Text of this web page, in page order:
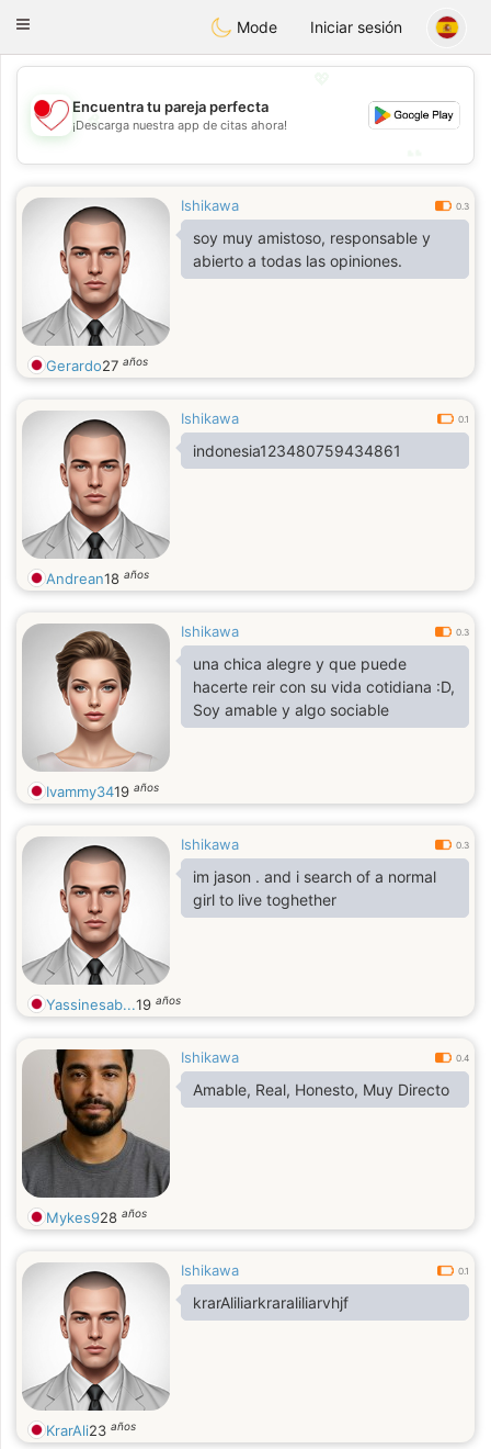
日本Chat
Toggle
Mode Iniciar sesión
💖
💕
Encuentra tu pareja perfecta
¡Descarga nuestra app de citas ahora!
Ishikawa 0.3
soy muy amistoso, responsable y
abierto a todas las opiniones.
Gerardo27 años
Ishikawa 0.1
indonesia123480759434861
Andrean18 años
Ishikawa 0.3
una chica alegre y que puede
hacerte reir con su vida cotidiana :D,
Soy amable y algo sociable
Ivammy3419 años
Ishikawa 0.3
im jason . and i search of a normal
girl to live toghether
Yassinesab...19 años
Ishikawa 0.4
Amable, Real, Honesto, Muy Directo
Mykes928 años
Ishikawa 0.1
krarAliliarkraraliliarvhjf
KrarAli23 años